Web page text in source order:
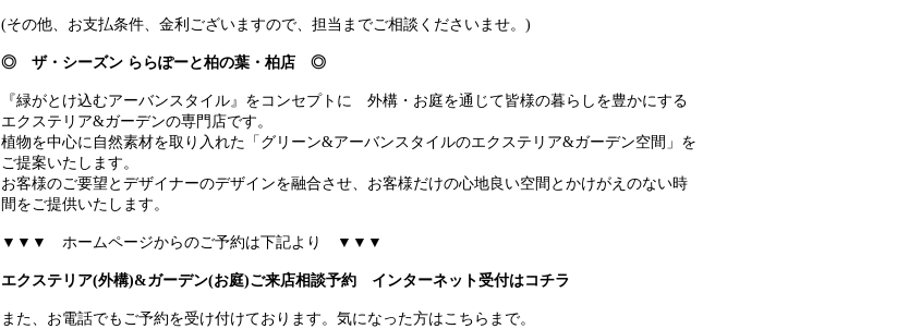
(その他、お支払条件、金利ございますので、担当までご相談くださいませ。)
◎ ザ・シーズン ららぽーと柏の葉・柏店 ◎
『緑がとけ込むアーバンスタイル』をコンセプトに 外構・お庭を通じて皆様の暮らしを豊かにする
エクステリア&ガーデンの専門店です。
植物を中心に自然素材を取り入れた「グリーン&アーバンスタイルのエクステリア&ガーデン空間」を
ご提案いたします。
お客様のご要望とデザイナーのデザインを融合させ、お客様だけの心地良い空間とかけがえのない時
間をご提供いたします。
▼▼▼ ホームページからのご予約は下記より ▼▼▼
エクステリア(外構)&ガーデン(お庭)ご来店相談予約 インターネット受付はコチラ
また、お電話でもご予約を受け付けております。気になった方はこちらまで。